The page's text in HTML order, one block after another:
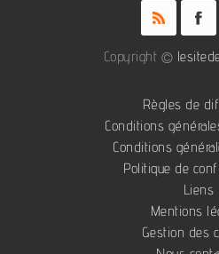
Copyright ©
Règles de
Conditions
Conditions
Politique de
Liens
Mentions
Gestion des